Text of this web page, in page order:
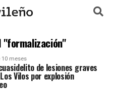
10 meses
de lesiones graves
Vilos por explosión